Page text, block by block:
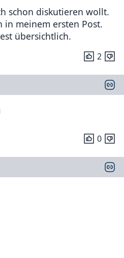
schon diskutieren wollt.
in meinem ersten Post.
übersichtlich.
2
0